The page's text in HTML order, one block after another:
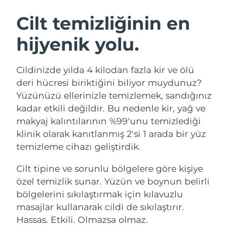
Cilt temizliğinin en
hijyenik yolu.
Cildinizde yılda 4 kilodan fazla kir ve ölü
deri hücresi biriktiğini biliyor muydunuz?
Yüzünüzü ellerinizle temizlemek, sandığınız
kadar etkili değildir. Bu nedenle kir, yağ ve
makyaj kalıntılarının %99'unu temizlediği
klinik olarak kanıtlanmış 2'si 1 arada bir yüz
temizleme cihazı geliştirdik.
Cilt tipine ve sorunlu bölgelere göre kişiye
özel temizlik sunar. Yüzün ve boynun belirli
bölgelerini sıkılaştırmak için kılavuzlu
masajlar kullanarak cildi de sıkılaştırır.
Hassas. Etkili. Olmazsa olmaz.
LUNA™ 4 seti
Anti-aging massage
LUNA™ 4 Plus
Massage, LED heating
LUNA™ 4 Men
For men, anti-aging massage
BEAR™ 2 seti
Microcurrent toning
BEAR™ 2 go
Microcurrent toning on-the-go
BEAR™ 2 eyes & lips
Microcurrent line smoothing device
Nemlendirme
UFO™ 3 seti
Deep facial hydration
UFO™ 3 LED
Near-infrared and red light therapy
device
Ağız bakımı
issa™ 4
Hybrid silicone sonic toothbrush
issa™ 4 plus
Smart hybrid silicone sonic toothbrush
FAQ™ YAŞLANMA KARŞITI BAKIM
Yaşlanma karşıtı LED bakım
NEW
Avustralya
Avusturya
Tahmini teslim tarihi
09/08/2026
Bahreyn
Tahmini teslim tarihi
10/08/2026
Belçika
Tahmini teslim tarihi
Bermuda
Tahmini teslim tarihi
15/08/2026
Bosna-Hersek
Tahmini teslim tarihi
12/08/2026
Tahmini teslim tarihi